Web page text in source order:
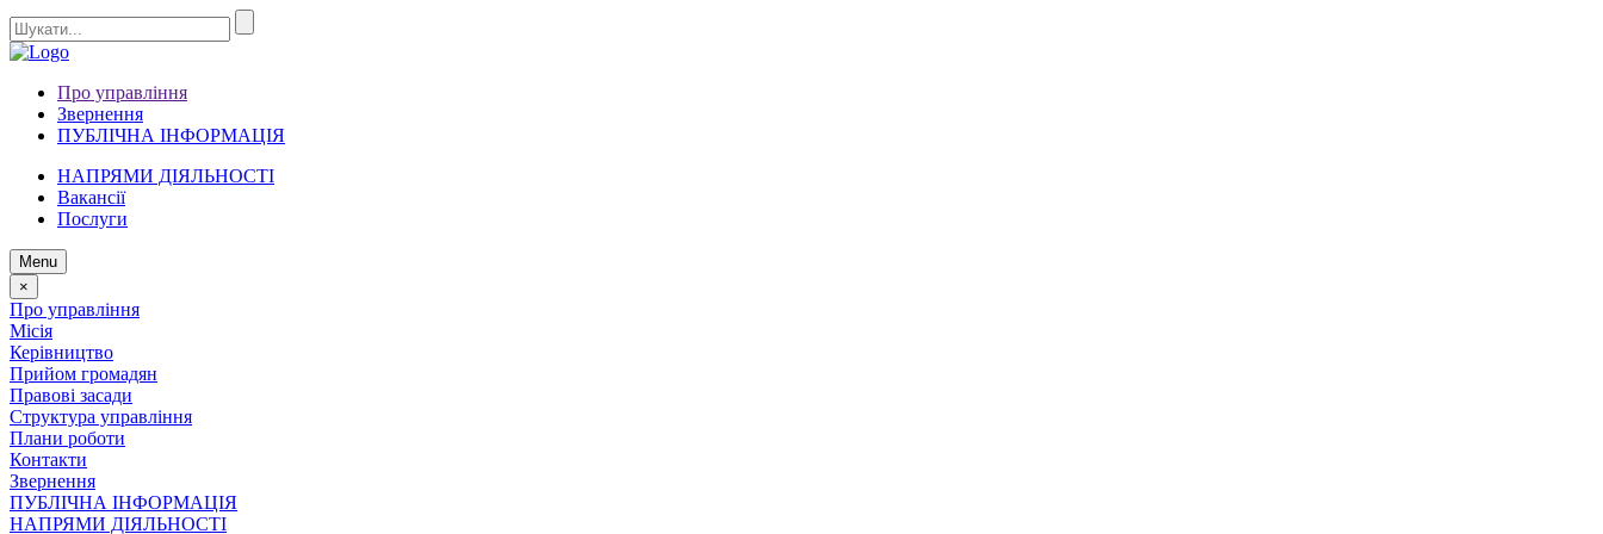
Про управління
Звернення
ПУБЛІЧНА ІНФОРМАЦІЯ
НАПРЯМИ ДІЯЛЬНОСТІ
Вакансії
Послуги
Menu
×
Про управління
Місія
Керівництво
Прийом громадян
Правові засади
Структура управління
Плани роботи
Контакти
Звернення
ПУБЛІЧНА ІНФОРМАЦІЯ
НАПРЯМИ ДІЯЛЬНОСТІ